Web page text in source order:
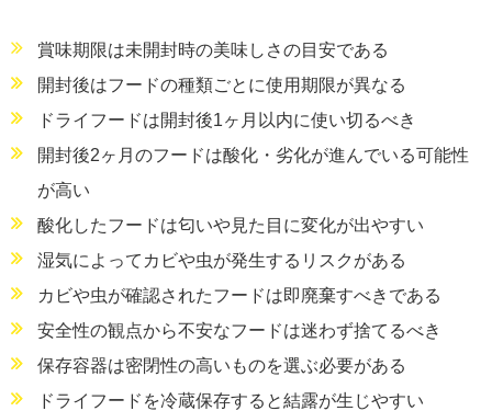
賞味期限は未開封時の美味しさの目安である
開封後はフードの種類ごとに使用期限が異なる
ドライフードは開封後1ヶ月以内に使い切るべき
開封後2ヶ月のフードは酸化・劣化が進んでいる可能性
が高い
酸化したフードは匂いや見た目に変化が出やすい
湿気によってカビや虫が発生するリスクがある
カビや虫が確認されたフードは即廃棄すべきである
安全性の観点から不安なフードは迷わず捨てるべき
保存容器は密閉性の高いものを選ぶ必要がある
ドライフードを冷蔵保存すると結露が生じやすい